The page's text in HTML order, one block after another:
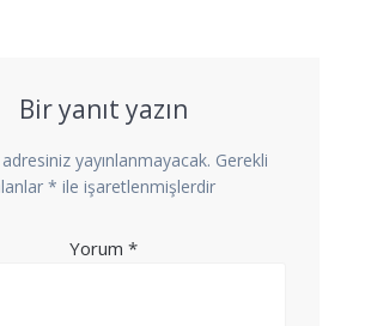
Bir yanıt yazın
yayınlanmayacak. Gerekli
* ile işaretlenmişlerdir
Yorum *